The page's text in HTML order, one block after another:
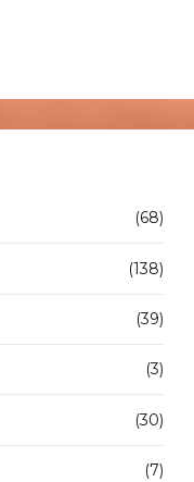
(68)
(138)
(39)
(3)
(30)
(7)